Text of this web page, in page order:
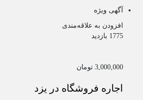
آگهی ویژه
افزودن به علاقه‌مندی
1775 بازدید
3,000,000 تومان
اجاره فروشگاه در یزد